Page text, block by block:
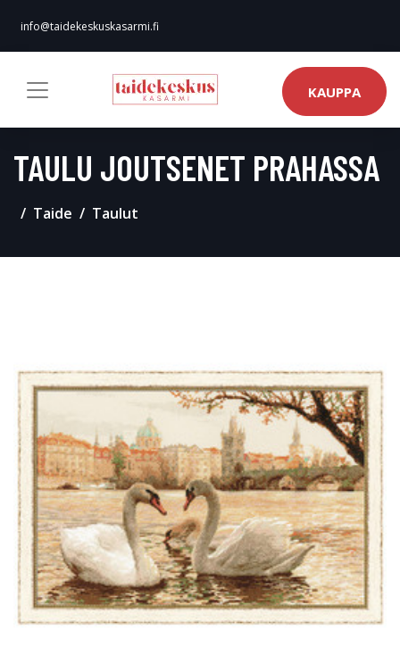
info@taidekeskuskasarmi.fi
KAUPPA
TAULU JOUTSENET PRAHASSA
Taide Taulut